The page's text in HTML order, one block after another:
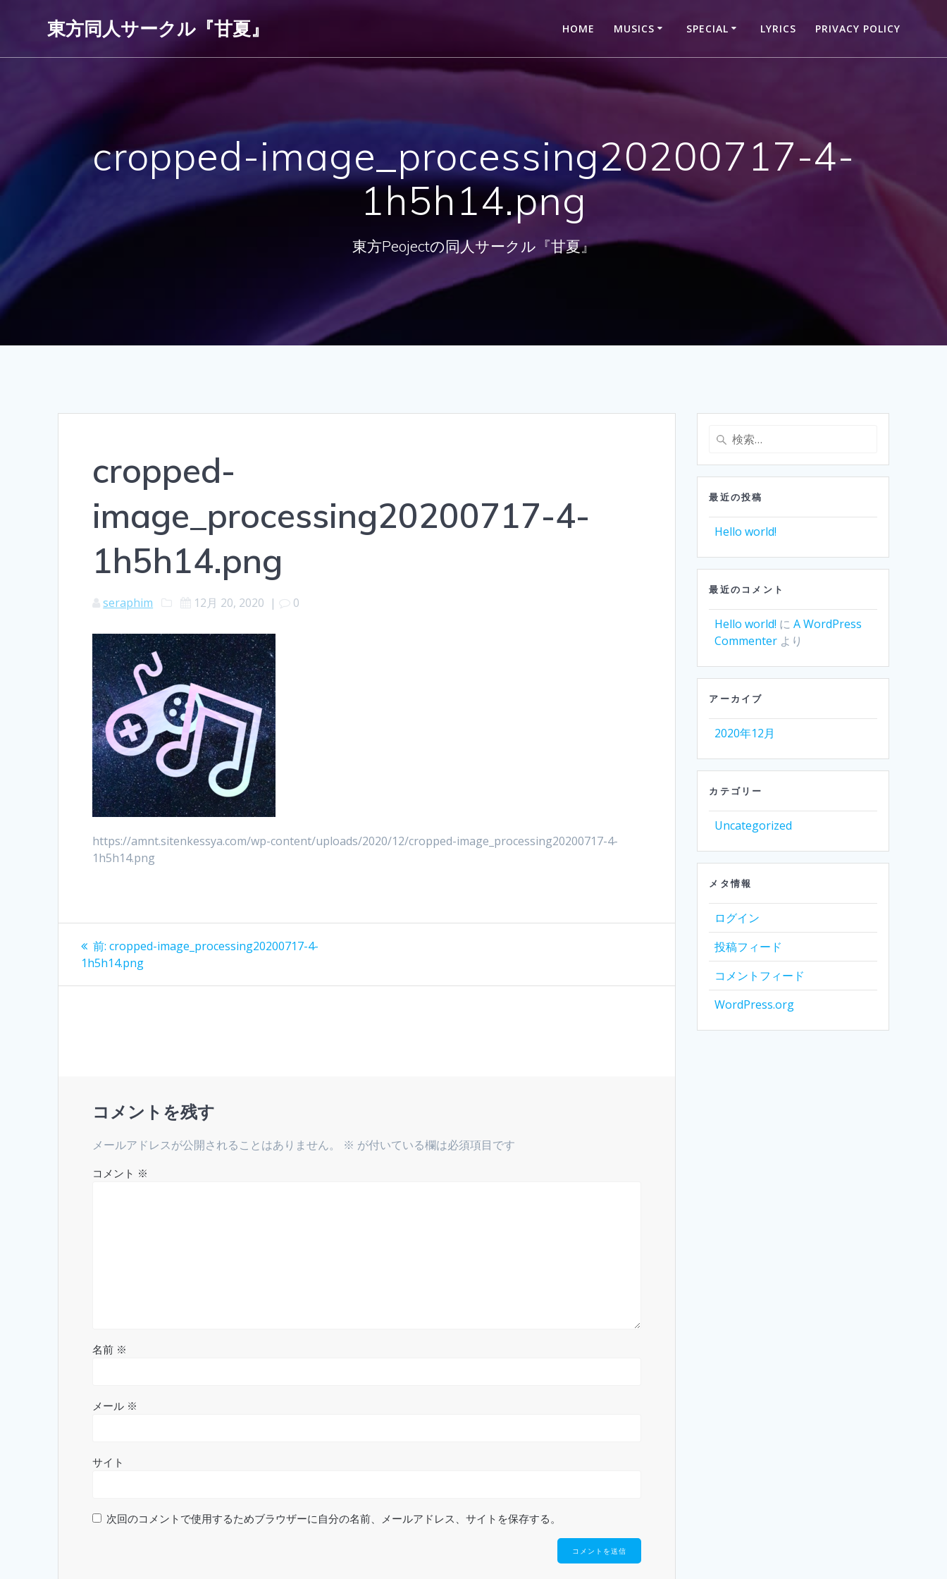
ン
東方同人サークル『甘夏』 HOME MUSICS SPECIAL LYRICS PRIVACY POLICY
cropped-image_processing20200717-4-
1h5h14.png
東方Peojectの同人サークル『甘夏』
cropped-
image_processing20200717-4-
1h5h14.png
seraphim 12月 20, 2020 | 0
https://amnt.sitenkessya.com/wp-content/uploads/2020/12/cropped-image_processing20200717-4-
1h5h14.png
投
稿
前:過
去
cropped-image_processing20200717-4-
1h5h14.png
コメントを残す
メールアドレスが公開されることはありません。 ※ が付いている欄は必須項目です
コメント ※
名前 ※
メール ※
サイト
次回のコメントで使用するためブラウザーに自分の名前、メールアドレス、サイトを保存する。
検
最近の投稿
Hello world!
最近のコメント
Hello world! にA WordPress
Commenter より
アーカイブ
2020年12月
カテゴリー
Uncategorized
メタ情報
ログイン
投稿フィード
コメントフィード
WordPress.org